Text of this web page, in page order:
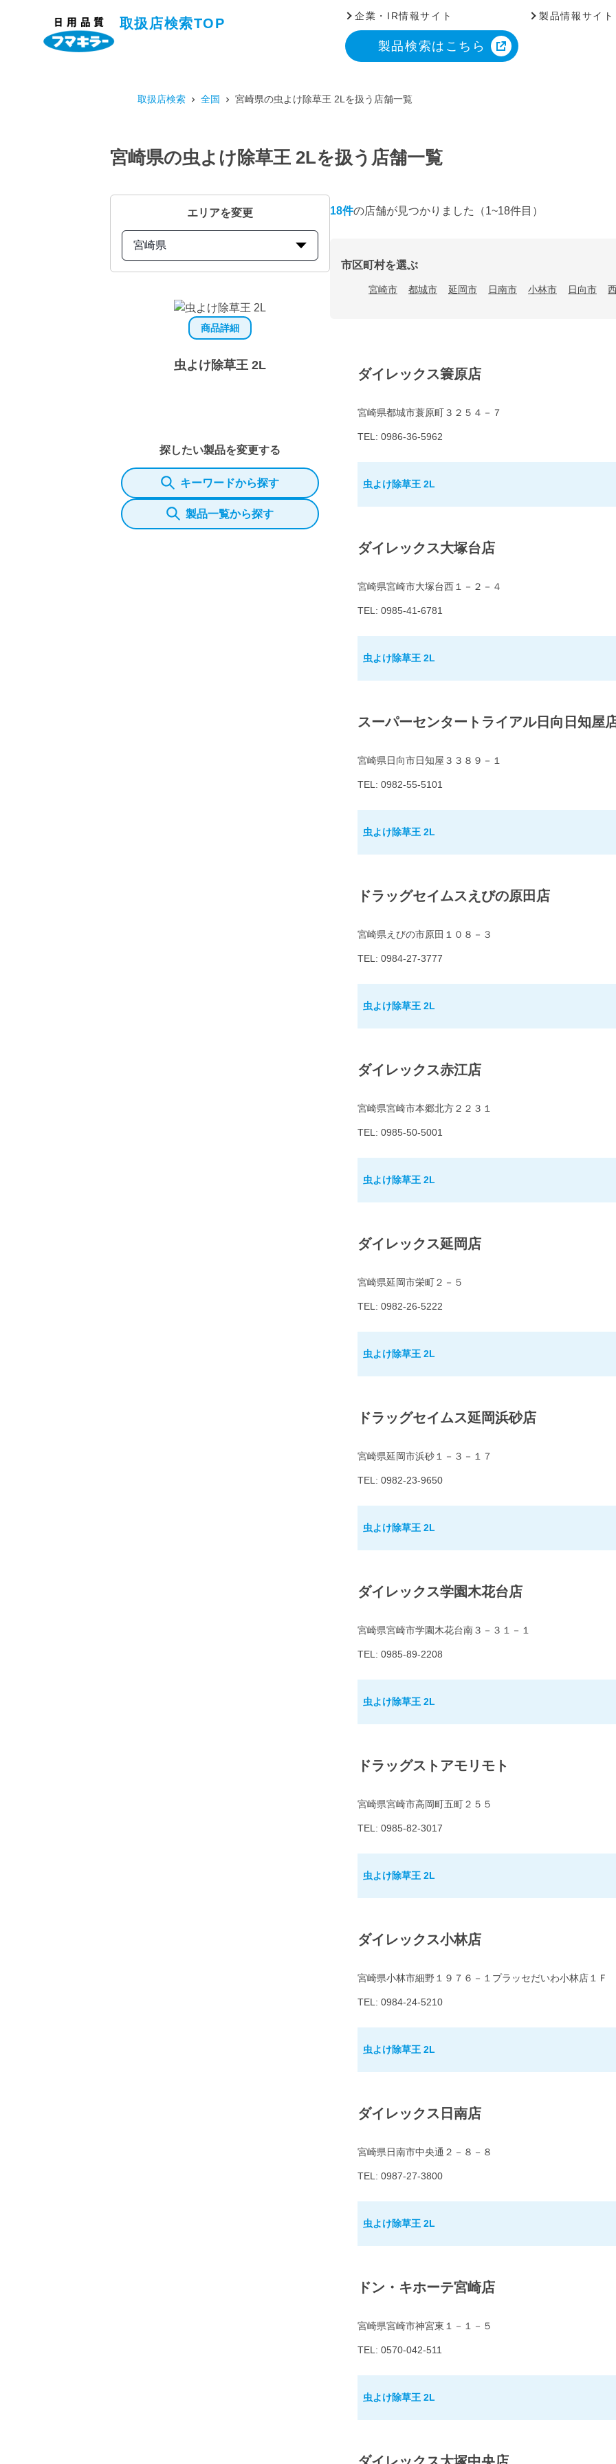
取扱店検索TOP
企業・IR情報サイト 製品情報サイト
製品検索はこちら
取扱店検索 全国 宮崎県の虫よけ除草王 2Lを扱う店舗一覧
宮崎県の虫よけ除草王 2Lを扱う店舗一覧
エリアを変更
宮崎県
商品詳細
虫よけ除草王 2L
探したい製品を変更する
キーワードから探す
製品一覧から探す
18件の店舗が見つかりました （1~18件目）
市区町村を選ぶ
宮崎市 都城市 延岡市 日南市 小林市 日向市
ダイレックス簑原店
宮崎県都城市蓑原町３２５４－７
TEL: 0986-36-5962
虫よけ除草王 2L
ダイレックス大塚台店
宮崎県宮崎市大塚台西１－２－４
TEL: 0985-41-6781
虫よけ除草王 2L
スーパーセンタートライアル日向日知屋
宮崎県日向市日知屋３３８９－１
TEL: 0982-55-5101
虫よけ除草王 2L
ドラッグセイムスえびの原田店
宮崎県えびの市原田１０８－３
TEL: 0984-27-3777
虫よけ除草王 2L
ダイレックス赤江店
宮崎県宮崎市本郷北方２２３１
TEL: 0985-50-5001
虫よけ除草王 2L
ダイレックス延岡店
宮崎県延岡市栄町２－５
TEL: 0982-26-5222
虫よけ除草王 2L
ドラッグセイムス延岡浜砂店
宮崎県延岡市浜砂１－３－１７
TEL: 0982-23-9650
虫よけ除草王 2L
ダイレックス学園木花台店
宮崎県宮崎市学園木花台南３－３１－１
TEL: 0985-89-2208
虫よけ除草王 2L
ドラッグストアモリモト
宮崎県宮崎市高岡町五町２５５
TEL: 0985-82-3017
虫よけ除草王 2L
ダイレックス小林店
宮崎県小林市細野１９７６－１プラッセだいわ小林店１Ｆ
TEL: 0984-24-5210
虫よけ除草王 2L
ダイレックス日南店
宮崎県日南市中央通２－８－８
TEL: 0987-27-3800
虫よけ除草王 2L
ドン・キホーテ宮崎店
宮崎県宮崎市神宮東１－１－５
TEL: 0570-042-511
虫よけ除草王 2L